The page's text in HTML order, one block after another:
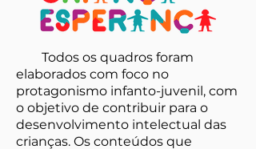
Todos os quadros foram
elaborados com foco no
protagonismo infanto-juvenil, com
o objetivo de contribuir para o
desenvolvimento intelectual das
crianças. Os conteúdos que